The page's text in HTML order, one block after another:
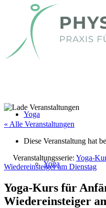
Yoga
Yoga
« Alle Veranstaltungen
Diese Veranstaltung hat
Veranstaltungsserie: Yoga-
Wiedereinsteiger am Dienstag
Yoga-Kurs für
Wiedereinsteiger